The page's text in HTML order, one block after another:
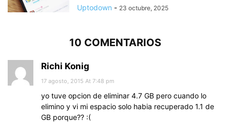
Uptodown - 23 octubre, 2025
10 COMENTARIOS
Richi Konig
17 agosto, 2015 At 7:48 pm
yo tuve opcion de eliminar 4.7 GB pero cuando lo
elimino y vi mi espacio solo habia recuperado 1.1 de
GB porque?? :(